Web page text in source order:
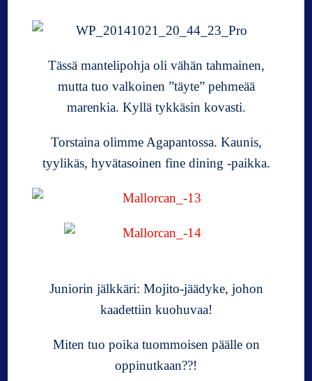
Tässä mantelipohja oli vähän tahmainen,
mutta tuo valkoinen ”täyte” pehmeää
marenkia. Kyllä tykkäsin kovasti.
Torstaina olimme Agapantossa. Kaunis,
tyylikäs, hyvätasoinen fine dining -paikka.
Juniorin jälkkäri: Mojito-jäädyke, johon
kaadettiin kuohuvaa!
Miten tuo poika tuommoisen päälle on
oppinutkaan??!